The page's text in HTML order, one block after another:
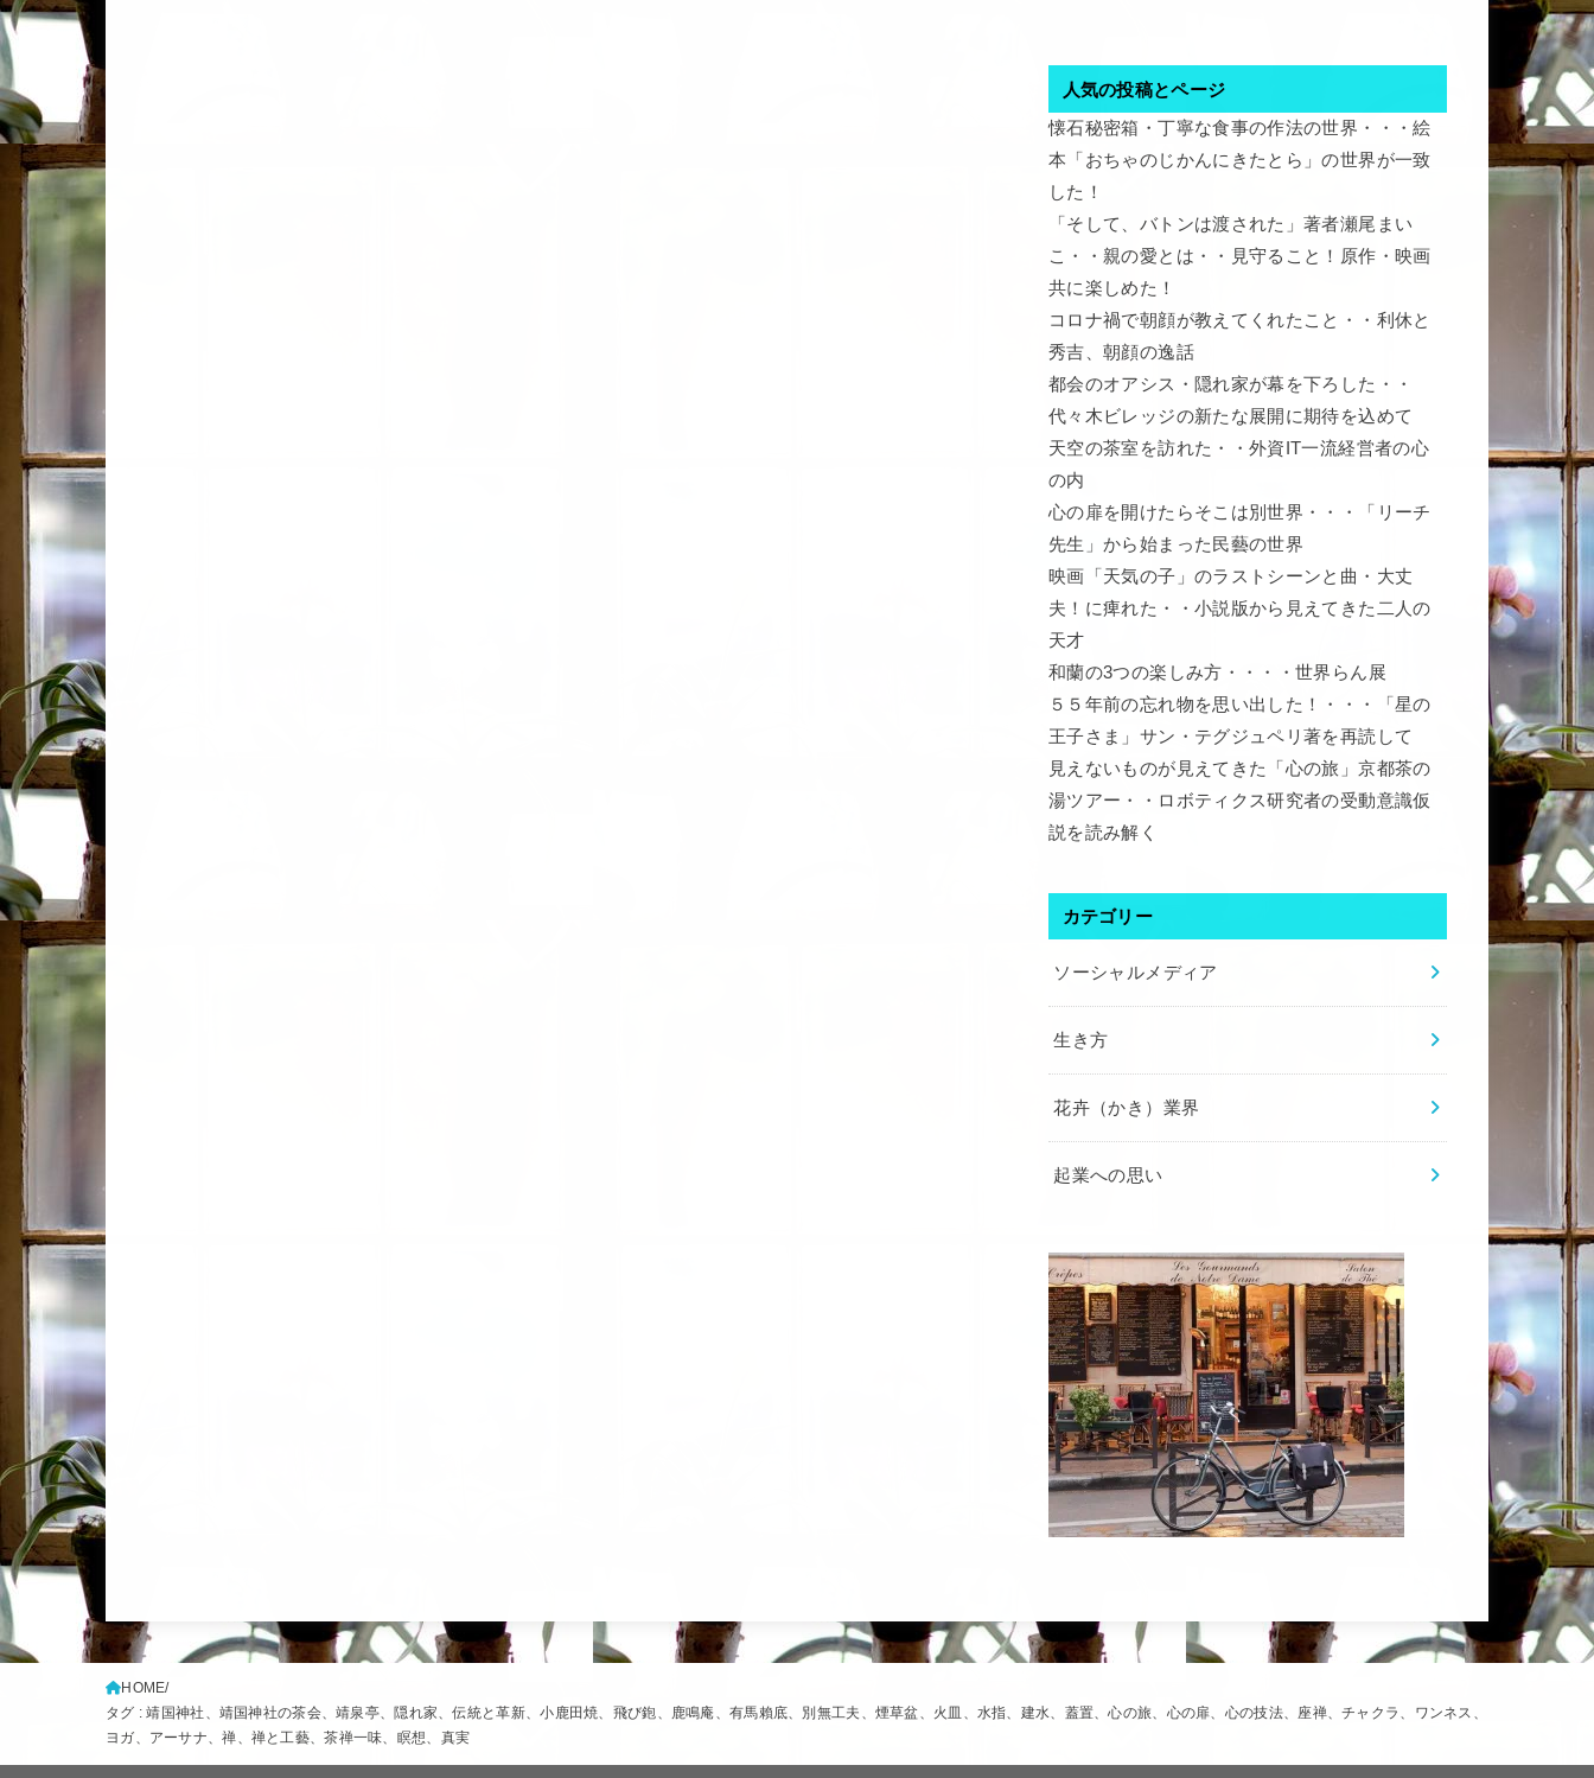
人気の投稿とページ
懐石秘密箱・丁寧な食事の作法の世界・・・絵
本「おちゃのじかんにきたとら」の世界が一致
した！
「そして、バトンは渡された」著者瀬尾まい
こ・・親の愛とは・・見守ること！原作・映画
共に楽しめた！
コロナ禍で朝顔が教えてくれたこと・・利休と
秀吉、朝顔の逸話
都会のオアシス・隠れ家が幕を下ろした・・
代々木ビレッジの新たな展開に期待を込めて
天空の茶室を訪れた・・外資IT一流経営者の心
の内
心の扉を開けたらそこは別世界・・・「リーチ
先生」から始まった民藝の世界
映画「天気の子」のラストシーンと曲・大丈
夫！に痺れた・・小説版から見えてきた二人の
天才
和蘭の3つの楽しみ方・・・・世界らん展
５５年前の忘れ物を思い出した！・・・「星の
王子さま」サン・テグジュペリ著を再読して
見えないものが見えてきた「心の旅」京都茶の
湯ツアー・・ロボティクス研究者の受動意識仮
説を読み解く
カテゴリー
ソーシャルメディア
生き方
花卉（かき）業界
起業への思い
HOME
タグ : 靖国神社、靖国神社の茶会、靖泉亭、隠れ家、伝統と革新、小鹿田焼、飛び鉋、鹿鳴庵、有馬賴底、別無工夫、煙草盆、火皿、水指、建水、蓋置、心の旅、心の扉、心の技法、座禅、チャクラ、ワンネス、
ヨガ、アーサナ、禅、禅と工藝、茶禅一味、瞑想、真実